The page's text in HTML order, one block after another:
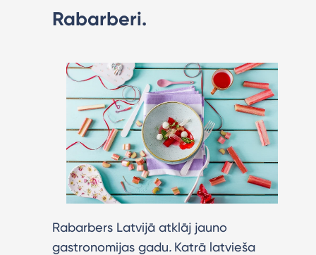
Rabarberi.
Rabarbers Latvijā atklāj jauno
gastronomijas gadu. Katrā latvieša